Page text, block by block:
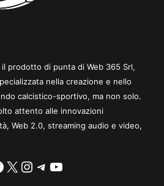
prodotto di punta di Web 365 Srl,
nella creazione e nello
calcistico-sportivo, ma non solo.
attento alle innovazioni
Web 2.0, streaming audio e video,
X Instagram
Telegram
YouTube